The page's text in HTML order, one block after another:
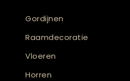
Gordijnen
Raamdecoratie
Vloeren
Horren